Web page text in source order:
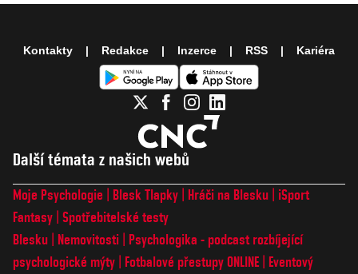
Další témata z našich webů
Moje Psychologie Blesk Tlapky Hráči na Blesku
iSport
Fantasy Spotřebitelské testy
Blesku
Nemovitosti
Psychologika - podcast rozbíjející
psychologické mýty
Fotbalové přestupy ONLINE
Eventový
Kontakty Redakce Inzerce RSS Kariéra